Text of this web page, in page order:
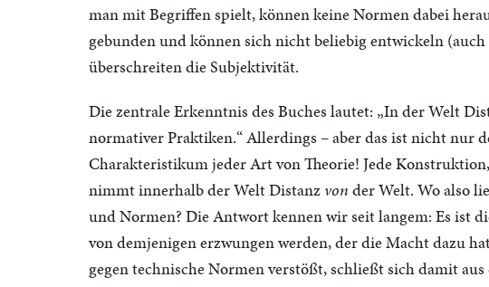
man mit Begriffen spielt, können keine Normen dabei
gebunden und können sich nicht beliebig entwickeln
überschreiten die Subjektivität.
Die zentrale Erkenntnis des Buches lautet: „In der Welt
normativer Praktiken.“ Allerdings – aber das ist nicht nur
Charakteristikum jeder Art von Theorie! Jede
nimmt innerhalb der Welt Distanz von der Welt. Wo also
und Normen? Die Antwort kennen wir seit langem: Es ist
von demjenigen erzwungen werden, der die Macht dazu
gegen technische Normen verstößt, schließt sich damit aus